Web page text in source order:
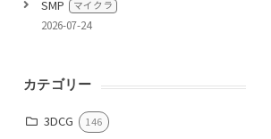
SMP マイクラ
2026-07-24
カテゴリー
3DCG 146